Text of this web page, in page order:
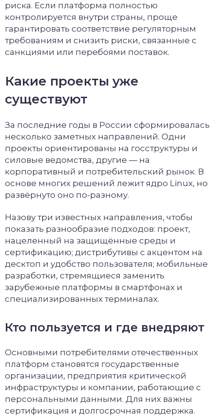
риска. Если платформа полностью
контролируется внутри страны, проще
гарантировать соответствие регуляторным
требованиям и снизить риски, связанные с
санкциями или перебоями поставок.
Какие проекты уже
существуют
За последние годы в России сформировалась
несколько заметных направлений. Одни
проекты ориентированы на госструктуры и
силовые ведомства, другие — на
корпоративный и потребительский рынок. В
основе многих решений лежит ядро Linux, но
развёрнуто оно по-разному.
Назову три известных направления, чтобы
показать разнообразие подходов: проект,
нацеленный на защищённые среды и
сертификацию; дистрибутивы с акцентом на
десктоп и удобство пользователя; мобильные
разработки, стремящиеся заменить
зарубежные платформы в смартфонах и
специализированных терминалах.
Кто пользуется и где внедряют
Основными потребителями отечественных
платформ становятся государственные
организации, предприятия критической
инфраструктуры и компании, работающие с
персональными данными. Для них важны
сертификация и долгосрочная поддержка.